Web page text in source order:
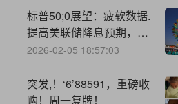
标普50;0展望：疲软数据.
提高美联储降息预期，股
市能否反弹？
2026-02-05 18:57:03
突发,！‘6’88591，重磅收
购！周一复牌！